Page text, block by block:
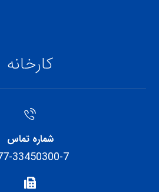
کارخانه
شماره تماس
33450300-7